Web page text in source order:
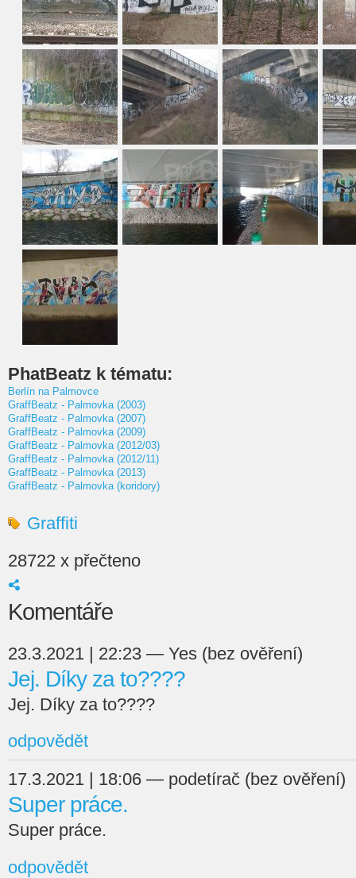
PhatBeatz k tématu:
Berlín na Palmovce
GraffBeatz - Palmovka (2003)
GraffBeatz - Palmovka (2007)
GraffBeatz - Palmovka (2009)
GraffBeatz - Palmovka (2012/03)
GraffBeatz - Palmovka (2012/11)
GraffBeatz - Palmovka (2013)
GraffBeatz - Palmovka (koridory)
Graffiti
28722 x přečteno
Komentáře
23.3.2021 | 22:23 — Yes (bez ověření)
Jej. Díky za to????
Jej. Díky za to????
odpovědět
17.3.2021 | 18:06 — podetírač (bez ověření)
Super práce.
Super práce.
odpovědět